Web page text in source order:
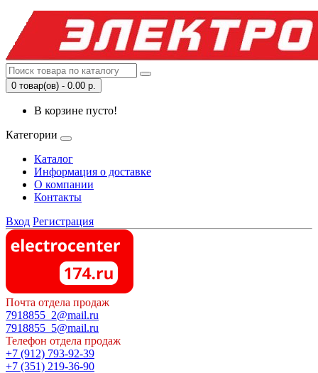
0 товар(ов) - 0.00 р.
В корзине пусто!
Категории
Каталог
Информация о доставке
О компании
Контакты
Вход Регистрация
Почта отдела продаж
7918855_2@mail.ru
7918855_5@mail.ru
Телефон отдела продаж
+7 (912) 793-92-39
+7 (351) 219-36-90